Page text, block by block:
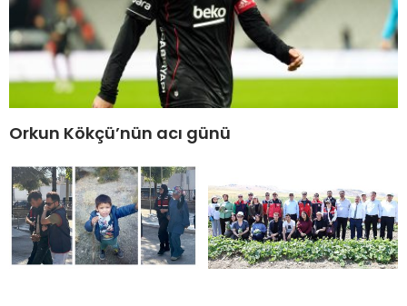
Orkun Kökçü’nün acı günü